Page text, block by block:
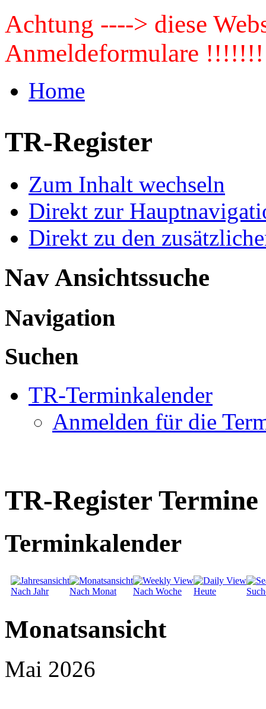
Achtung ----> diese
Anmeldeformulare
Home
TR-Register
Zum Inhalt wechseln
Direkt zur
Direkt zu den
Nav Ansichtssuche
Navigation
Suchen
TR-Terminkalender
Anmelden für die
TR-Register Termine
Terminkalender
Nach Jahr Nach Monat Nach Woche Heute
Monatsansicht
Mai 2026